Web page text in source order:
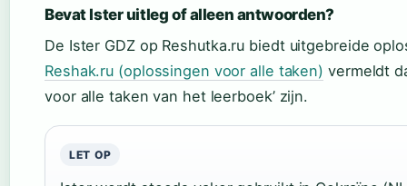
Bevat Ister uitleg of alleen antwoorden?
De Ister GDZ op Reshutka.ru biedt uitgebreide
Reshak.ru (oplossingen voor alle taken) vermeldt
voor alle taken van het leerboek’ zijn.
LET OP